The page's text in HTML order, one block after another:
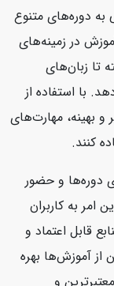
دوره‌های متنوع
در زمینه‌های
زبان‌های
با استفاده از
بهینه، مهارت‌های
کنند.
دوره‌ها و حضور
به کاربران
قابل اعتماد و
آموزش‌ها بهره
و